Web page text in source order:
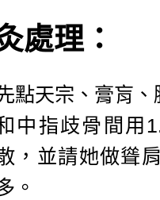
處理：
點天宗、膏肓
中指歧骨間用
，並請她做聳
。